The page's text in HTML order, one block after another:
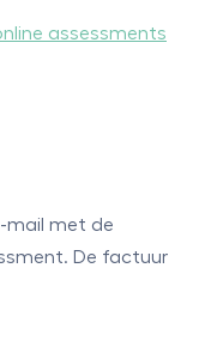
assessments
mail met de
De factuur